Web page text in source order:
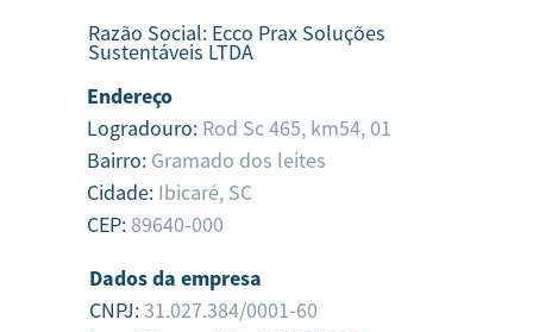
Razão Social: Ecco Prax Soluções
Sustentáveis LTDA
Endereço
Logradouro: Rod Sc 465, km54, 01
Bairro: Gramado dos leites
Cidade: Ibicaré, SC
CEP:89640-000
Dados da empresa
CNPJ:31.027.384/0001-60